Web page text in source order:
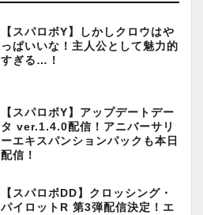
【スパロボY】しかしクロウはや
っぱいいな！主人公として魅力的
すぎる…！
【スパロボY】アップデートデー
タ ver.1.4.0配信！アニバーサリ
ーエキスパンションパックも本日
配信！
【スパロボDD】クロッシング・
パイロットR 第3弾配信決定！エ